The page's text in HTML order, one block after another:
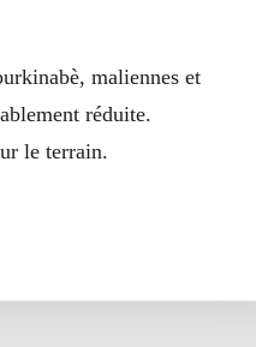
maliennes et
réduite.
le terrain.